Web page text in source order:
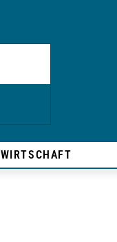
WIRTSCHAFT